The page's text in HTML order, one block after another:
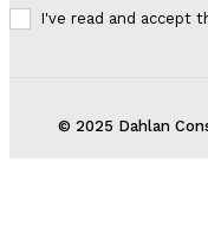
I've read and accept
© 2025 Dahlan